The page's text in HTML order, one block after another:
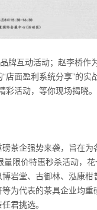
牌互动活动；赵李桥作
店面盈利系统分享”的
活动，等你现场揭晓。
茶企强势来袭，旨在
限价特惠秒杀活动，
岩堂、古御林、泓康
为代表的茶具企业均
君挑选。